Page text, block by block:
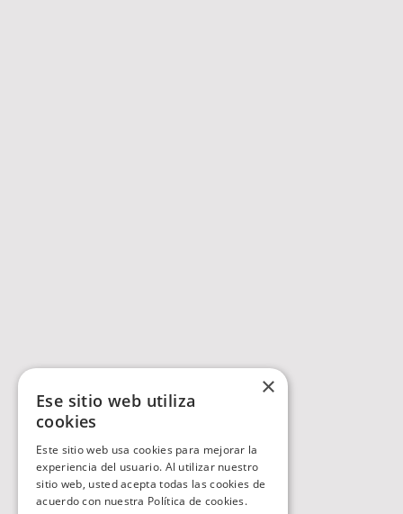
×
Ese sitio web utiliza
cookies
Este sitio web usa cookies para mejorar la
experiencia del usuario. Al utilizar nuestro
sitio web, usted acepta todas las cookies de
acuerdo con nuestra Política de cookies.